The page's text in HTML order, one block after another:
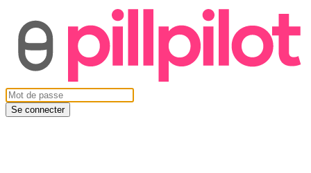
Se connecter